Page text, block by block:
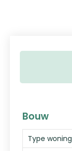
Bouw
Type woning